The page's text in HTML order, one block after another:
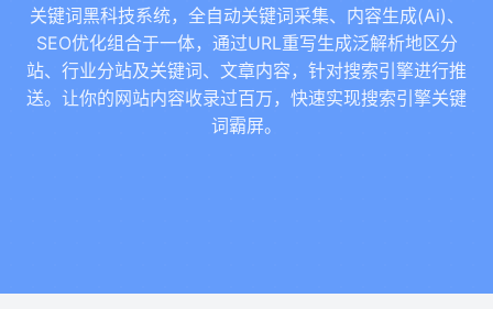
关键词黑科技系统，全自动关键词采集、内容生成(Ai)、
SEO优化组合于一体，通过URL重写生成泛解析地区分
站、行业分站及关键词、文章内容，针对搜索引擎进行推
送。让你的网站内容收录过百万，快速实现搜索引擎关键
词霸屏。